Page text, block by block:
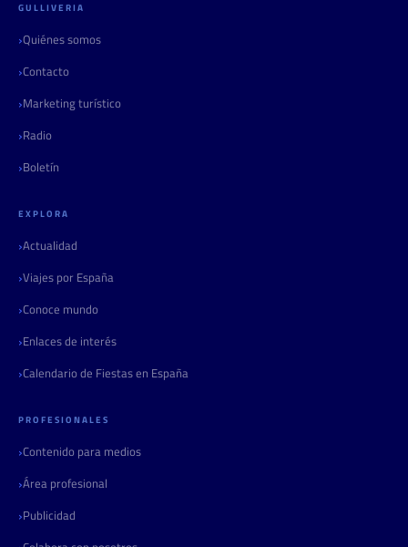
GULLIVERIA
Quiénes somos
Contacto
Marketing turístico
Radio
Boletín
EXPLORA
Actualidad
Viajes por España
Conoce mundo
Enlaces de interés
Calendario de Fiestas en España
PROFESIONALES
Contenido para medios
Área profesional
Publicidad